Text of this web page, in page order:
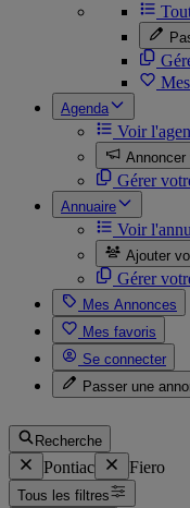
Agenda
Voir
Gérer
Annuaire
Voir
Ajouter
Gérer
Mes Annonces
Mes favoris
Se connecter
Passer une
Recherche
Pontiac Fiero
Tous les filtres